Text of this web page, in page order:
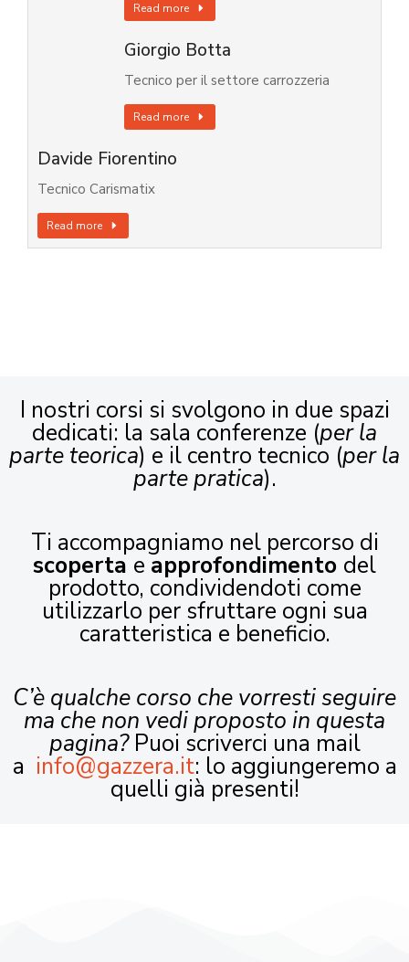
Read more
Giorgio Botta
Tecnico per il settore carrozzeria
Read more
Davide Fiorentino
Tecnico Carismatix
Read more
I nostri corsi si svolgono in due spazi
dedicati: la sala conferenze (per la
parte teorica) e il centro tecnico (per la
parte pratica).
Ti accompagniamo nel percorso di
scoperta e approfondimento del
prodotto, condividendoti come
utilizzarlo per sfruttare ogni sua
caratteristica e beneficio.
C’è qualche corso che vorresti seguire
ma che non vedi proposto in questa
pagina?Puoi scriverci una mail
a info@gazzera.it: lo aggiungeremo a
quelli già presenti!